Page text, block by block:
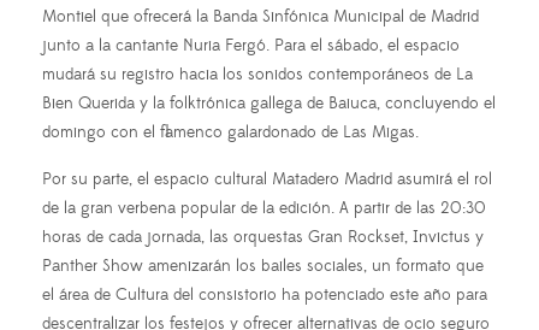
Montiel que ofrecerá la Banda Sinfónica Municipal de Madrid
junto a la cantante Nuria Fergó. Para el sábado, el espacio
mudará su registro hacia los sonidos contemporáneos de La
Bien Querida y la folktrónica gallega de Baiuca, concluyendo el
domingo con el flamenco galardonado de Las Migas.
Por su parte, el espacio cultural Matadero Madrid asumirá el rol
de la gran verbena popular de la edición. A partir de las 20:30
horas de cada jornada, las orquestas Gran Rockset, Invictus y
Panther Show amenizarán los bailes sociales, un formato que
el área de Cultura del consistorio ha potenciado este año para
descentralizar los festejos y ofrecer alternativas de ocio seguro